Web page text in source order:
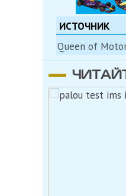
ИСТОЧНИК
Queen of